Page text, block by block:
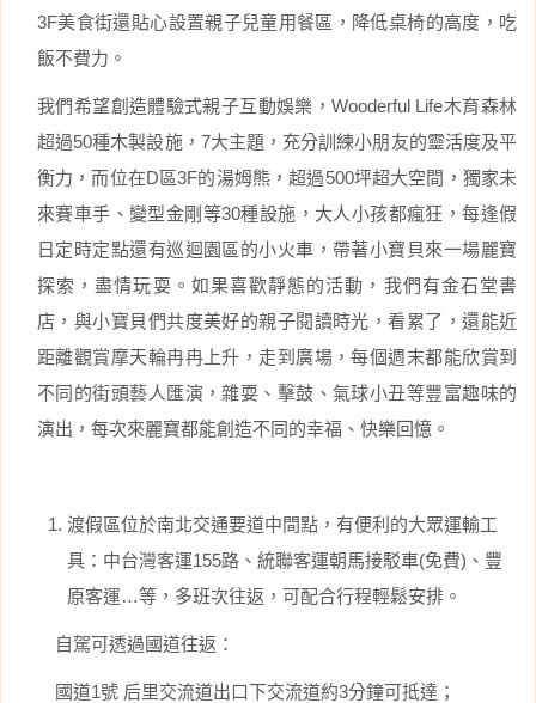
3F美食街還貼心設置親子兒童用餐區，降低桌椅的高度，吃
飯不費力。
我們希望創造體驗式親子互動娛樂，Wooderful Life木育森林
超過50種木製設施，7大主題，充分訓練小朋友的靈活度及平
衡力，而位在D區3F的湯姆熊，超過500坪超大空間，獨家未
來賽車手、變型金剛等30種設施，大人小孩都瘋狂，每逢假
日定時定點還有巡迴園區的小火車，帶著小寶貝來一場麗寶
探索，盡情玩耍。如果喜歡靜態的活動，我們有金石堂書
店，與小寶貝們共度美好的親子閱讀時光，看累了，還能近
距離觀賞摩天輪冉冉上升，走到廣場，每個週末都能欣賞到
不同的街頭藝人匯演，雜耍、擊鼓、氣球小丑等豐富趣味的
演出，每次來麗寶都能創造不同的幸福、快樂回憶。
渡假區位於南北交通要道中間點，有便利的大眾運輸工
具：中台灣客運155路、統聯客運朝馬接駁車(免費)、豐
原客運…等，多班次往返，可配合行程輕鬆安排。
自駕可透過國道往返：
國道1號 后里交流道出口下交流道約3分鐘可抵達；